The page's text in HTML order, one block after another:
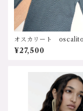
オスカリート
6-gy イタリア イン
ト 輸入ランジェリー
温、保湿 冷え防止 乾
止 寒さ対策 防寒 冷
症 敏感肌 低刺激 ス
スフリー 人に優しい
ンス カレー レース
¥27,500